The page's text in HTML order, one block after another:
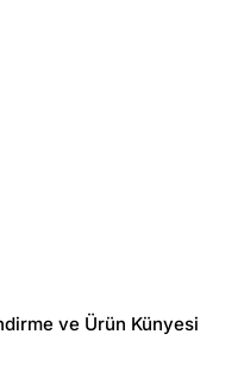
ve Ürün Künyesi